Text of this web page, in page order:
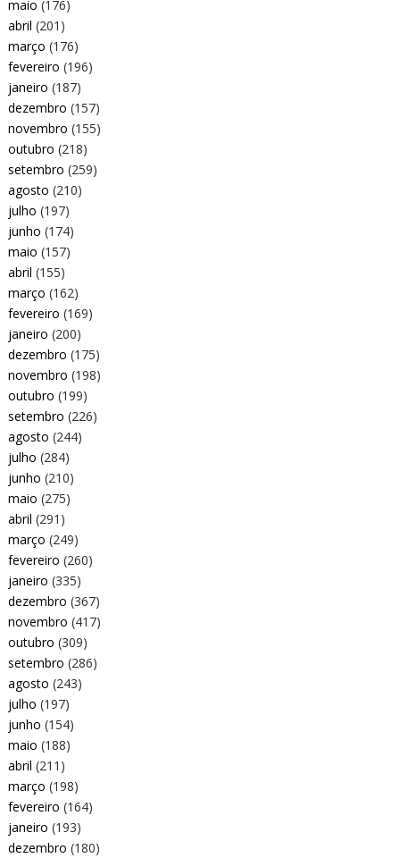
maio (176)
abril (201)
março (176)
fevereiro (196)
janeiro (187)
dezembro (157)
novembro (155)
outubro (218)
setembro (259)
agosto (210)
julho (197)
junho (174)
maio (157)
abril (155)
março (162)
fevereiro (169)
janeiro (200)
dezembro (175)
novembro (198)
outubro (199)
setembro (226)
agosto (244)
julho (284)
junho (210)
maio (275)
abril (291)
março (249)
fevereiro (260)
janeiro (335)
dezembro (367)
novembro (417)
outubro (309)
setembro (286)
agosto (243)
julho (197)
junho (154)
maio (188)
abril (211)
março (198)
fevereiro (164)
janeiro (193)
dezembro (180)